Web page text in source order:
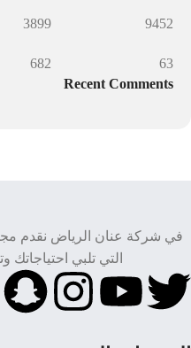
9452
63
3899
682
Recent Comments
في شركة عنان الرياض نقدم
التي تلبي احتياجاتك